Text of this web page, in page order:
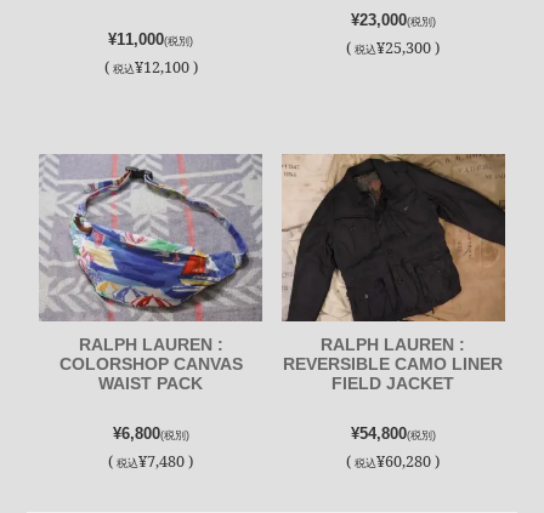
¥11,000(税別)
( 税込¥12,100 )
¥23,000(税別)
(税込¥25,300 )
RALPH LAUREN :
COLORSHOP CANVAS
WAIST PACK
¥6,800(税別)
(税込¥7,480 )
RALPH LAUREN :
REVERSIBLE CAMO LINER
FIELD JACKET
¥54,800(税別)
(税込¥60,280 )